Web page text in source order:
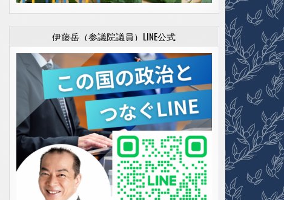
伊藤岳（参議院議員）LINE公式